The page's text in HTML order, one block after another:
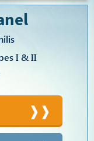
I & II